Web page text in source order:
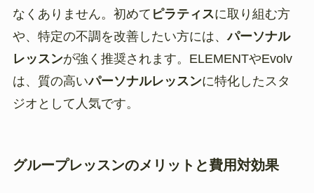
なくありません。初めて ピラティスに取り組む方
や、特定の不調を改善したい方には、パーソナル
レッスンが強く推奨されます。ELEMENTやEvolv
は、質の高いパーソナルレッスンに特化したスタ
ジオとして人気です。
グループレッスンのメリットと費用対効果